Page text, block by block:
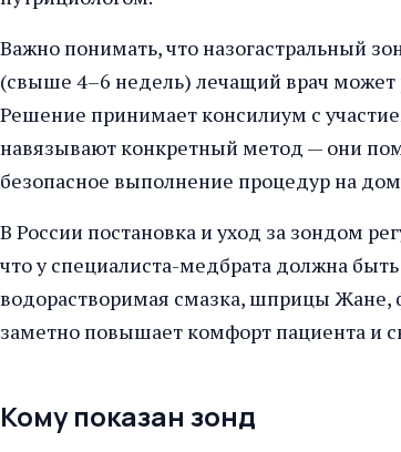
Важно понимать, что назогастральный
(свыше 4–6 недель) лечащий врач может
Решение принимает консилиум с
навязывают конкретный метод — они
безопасное выполнение процедур на
В России постановка и уход за зондом
что у специалиста-медбрата должна
водорастворимая смазка, шприцы Жане,
заметно повышает комфорт пациента и
Кому показан зонд